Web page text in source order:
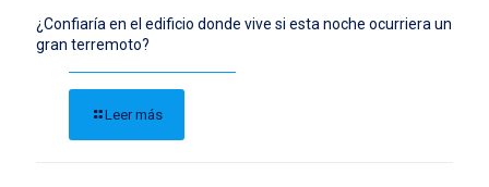
¿Confiaría en el edificio donde vive si esta noche ocurriera un
gran terremoto?
Leer más